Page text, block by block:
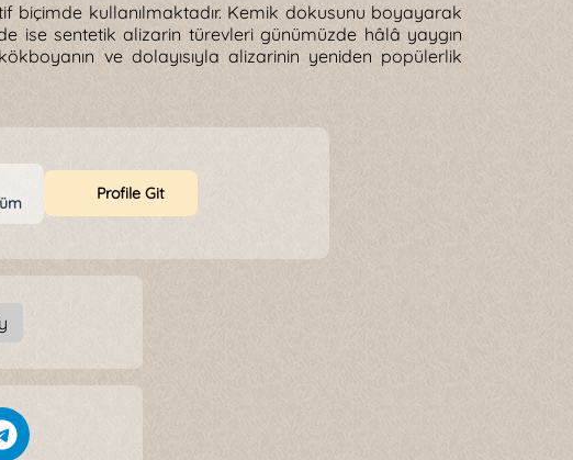
kullanılmaktadır. Kemik dokusunu boyayarak
ise sentetik alizarin türevleri günümüzde hâlâ yaygın
ve dolayısıyla alizarinin yeniden popülerlik
Profile Git